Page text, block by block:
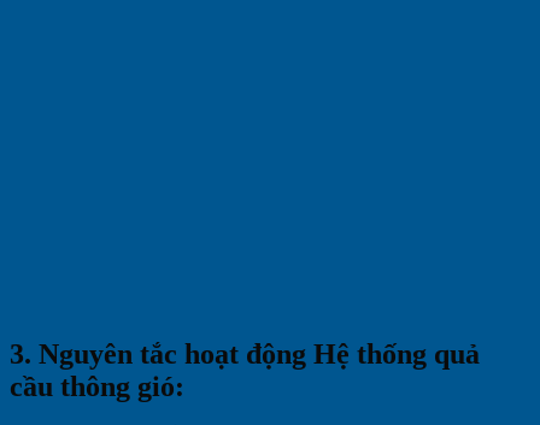
3. Nguyên tắc hoạt động Hệ thống quả
cầu thông gió: